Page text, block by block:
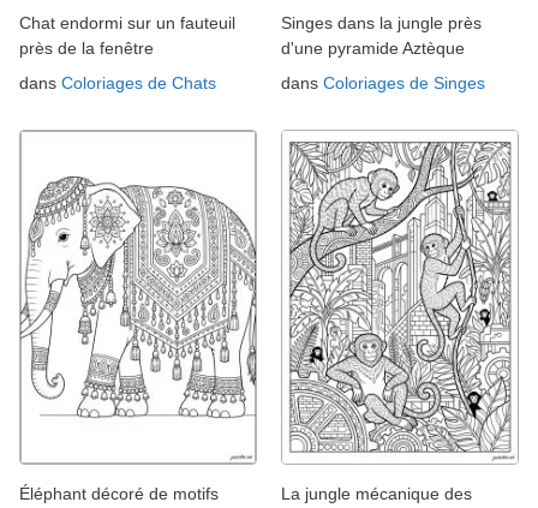
Chat endormi sur un fauteuil
près de la fenêtre
dans Coloriages de Chats
Singes dans la jungle près
d'une pyramide Aztèque
dans Coloriages de Singes
Éléphant décoré de motifs
La jungle mécanique des